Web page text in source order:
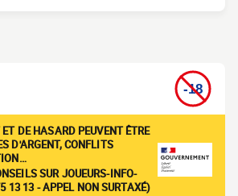
DE HASARD PEUVENT ÊTRE
D'ARGENT, CONFLITS
SUR JOUEURS-INFO-
13 13 - APPEL NON SURTAXÉ)